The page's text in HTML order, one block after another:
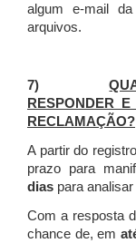
algum e-mail
arquivos.
7)
RESPONDER
RECLAMAÇÃO?
A partir do
prazo para
dias para
Com a resposta
chance de, em